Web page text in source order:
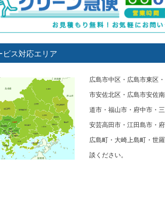
ビス対応エリア
広島市中区・広島市東区
市安佐北区・広島市安佐
道市・福山市・府中市・
安芸高田市・江田島市・
広島町・大崎上島町・世
談ください。